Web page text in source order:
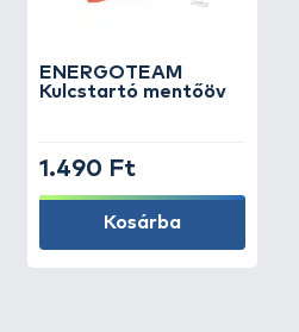
ENERGOTEAM
Kulcstartó mentőöv
1.490 Ft
Kosárba